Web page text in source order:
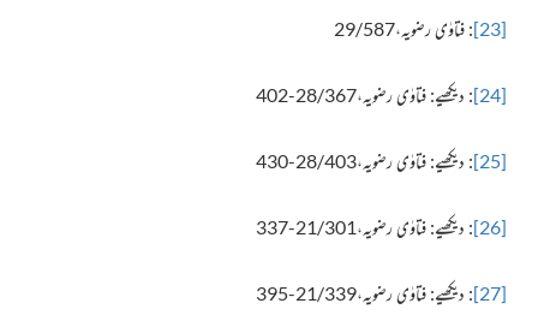
[23]: فتاوٰی رضویہ،29/587
[24]: دیکھیے: فتاوٰی رضویہ،28/367-402
[25]: دیکھیے: فتاوٰی رضویہ،28/403-430
[26]: دیکھیے: فتاوٰی رضویہ،21/301-337
[27]: دیکھیے: فتاوٰی رضویہ،21/339-395